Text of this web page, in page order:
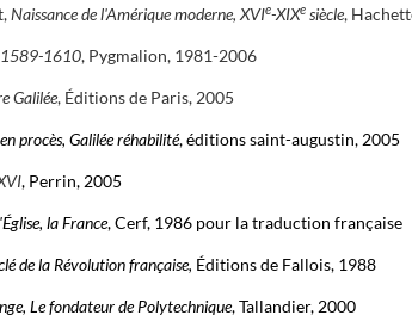
Naissance de l'Amérique moderne, XVIe-XIXe siècle,
1610, Pygmalion, 1981-2006
Galilée, Éditions de Paris, 2005
procès, Galilée réhabilité, éditions saint-augustin, 2005
, Perrin, 2005
Église, la France, Cerf, 1986 pour la traduction française
de la Révolution française, Éditions de Fallois, 1988
Le fondateur de Polytechnique, Tallandier, 2000